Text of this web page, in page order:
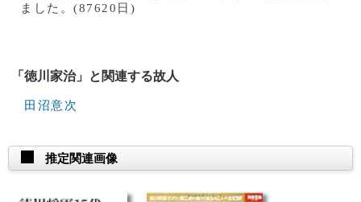
ました。(87620日)
「徳川家治」と関連する故人
田沼意次
推定関連画像